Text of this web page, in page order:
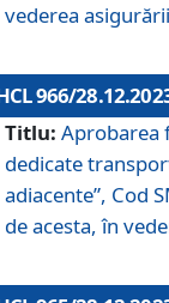
vederea
966/
Titlu: Aprobarea
dedicate
adiacente”, Cod
de acesta, în